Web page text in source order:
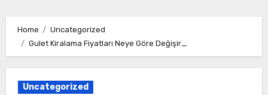
Home
Uncategorized
Gulet Kiralama Fiyatları Neye Göre Değişir_
Uncategorized